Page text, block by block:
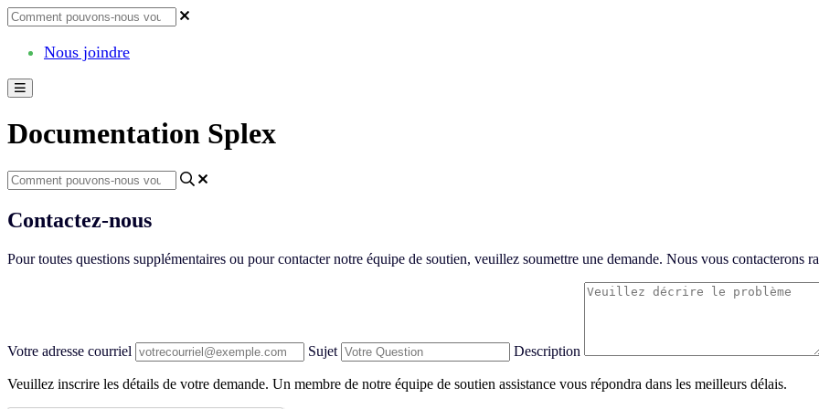
Nous joindre
Documentation Splex
Contactez-nous
Pour toutes questions supplémentaires ou pour contacter notre équipe de soutien, veuillez soumettre une demande. Nous vous contacterons
Votre adresse courriel Sujet Description
Veuillez inscrire les détails de votre demande. Un membre de notre équipe de soutien assistance vous répondra dans les meilleurs délais.